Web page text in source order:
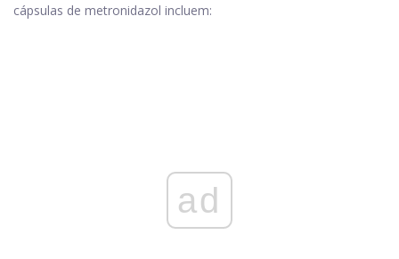
cápsulas de metronidazol incluem:
ad